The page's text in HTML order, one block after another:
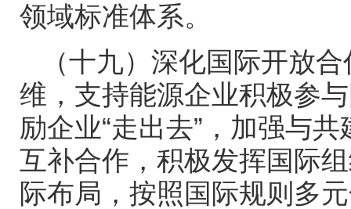
领域标准体系。
（十九）深化国际开放
维，支持能源企业积极参
励企业“走出去”，加强与
互补合作，积极发挥国际
际布局，按照国际规则多